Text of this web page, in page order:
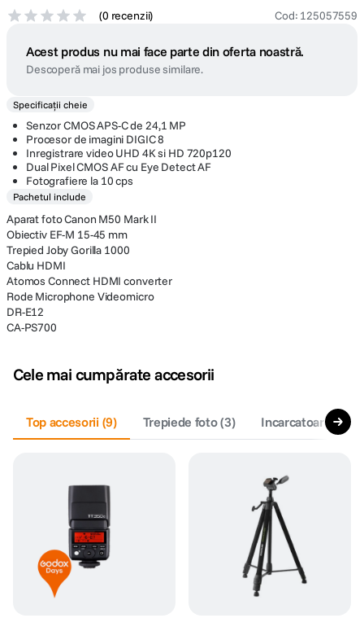
(0 recenzii) Cod: 125057559
Acest produs nu mai face parte din oferta noastră.
Descoperă mai jos produse similare.
Specificații cheie
Senzor CMOS APS-C de 24,1 MP
Procesor de imagini DIGIC 8
Inregistrare video UHD 4K si HD 720p120
Dual Pixel CMOS AF cu Eye Detect AF
Fotografiere la 10 cps
Pachetul include
Aparat foto Canon M50 Mark II
Obiectiv EF-M 15-45 mm
Trepied Joby Gorilla 1000
Cablu HDMI
Atomos Connect HDMI converter
Rode Microphone Videomicro
DR-E12
CA-PS700
Cele mai cumpărate accesorii
Top accesorii (9) Trepiede foto(3) Incarcatoare